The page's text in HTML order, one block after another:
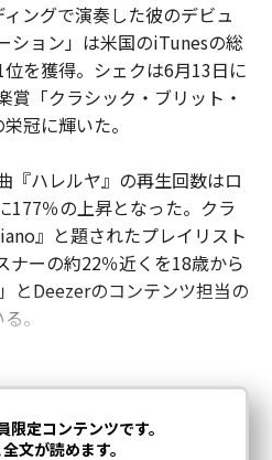
ングで演奏した彼のデビュ
ション」は米国のiTunesの総
を獲得。シェクは6月13日に
賞「クラシック・ブリット・
冠に輝いた。
『ハレルヤ』の再生回数はロ
177％の上昇となった。クラ
』と題されたプレイリスト
ナーの約22％近くを18歳から
とDeezerのコンテンツ担当の
。